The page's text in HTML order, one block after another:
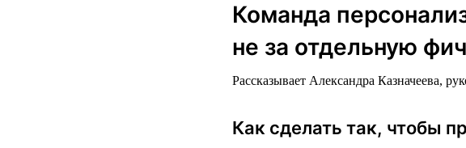
Команда
не за отдельную
Рассказывает Александра Казначеева,
Как сделать так, чтобы